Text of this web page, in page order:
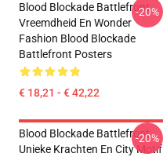
Blood Blockade Battlefront
Vreemdheid En Wonder
Fashion Blood Blockade
Battlefront Posters
€ 18,21 - € 42,22
-20%
Blood Blockade Battlefront
Unieke Krachten En City Motif
-20%